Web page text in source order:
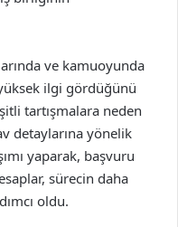
ve kamuoyunda
ilgi gördüğünü
tartışmalara neden
detaylarına yönelik
yaparak, başvuru
sürecin daha
oldu.